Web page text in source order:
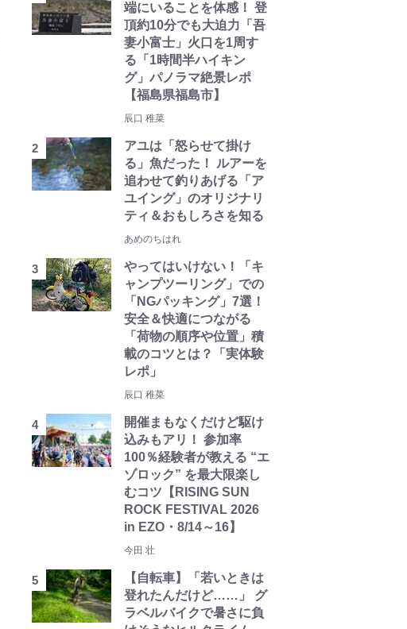
端にいることを体感！ 登
頂約10分でも大迫力「吾
妻小富士」火口を1周す
る「1時間半ハイキン
グ」パノラマ絶景レポ
【福島県福島市】
辰口 稚菜
アユは「怒らせて掛け
る」魚だった！ ルアーを
追わせて釣りあげる「ア
ユイング」のオリジナリ
ティ＆おもしろさを知る
あめのちはれ
やってはいけない！「キ
ャンプツーリング」での
「NGパッキング」7選！
安全＆快適につながる
「荷物の順序や位置」積
載のコツとは？「実体験
レポ」
辰口 稚菜
開催まもなくだけど駆け
込みもアリ！ 参加率
100％経験者が教える “エ
ゾロック” を最大限楽し
むコツ【RISING SUN
ROCK FESTIVAL 2026
in EZO・8/14～16】
今田 壮
【自転車】「若いときは
登れたんだけど……」 グ
ラベルバイクで暑さに負